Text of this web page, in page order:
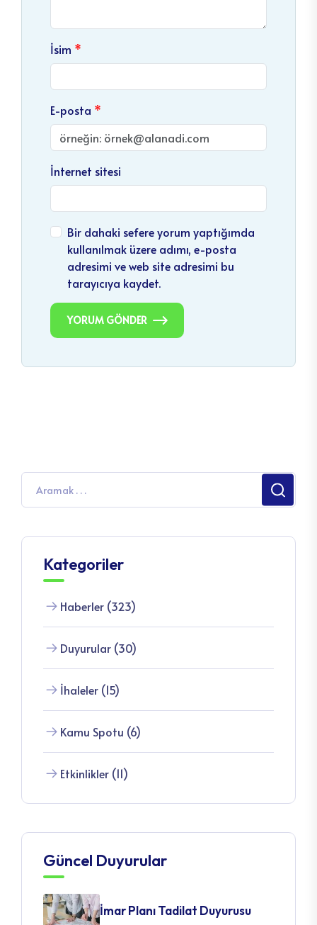
İsim
E-posta
İnternet sitesi
Bir dahaki sefere yorum yaptığımda
kullanılmak üzere adımı, e-posta
adresimi ve web site adresimi bu
tarayıcıya kaydet.
YORUM GÖNDER
Kategoriler
Haberler (323)
Duyurular (30)
İhaleler (15)
Kamu Spotu (6)
Etkinlikler (11)
Güncel Duyurular
İmar Planı Tadilat Duyurusu